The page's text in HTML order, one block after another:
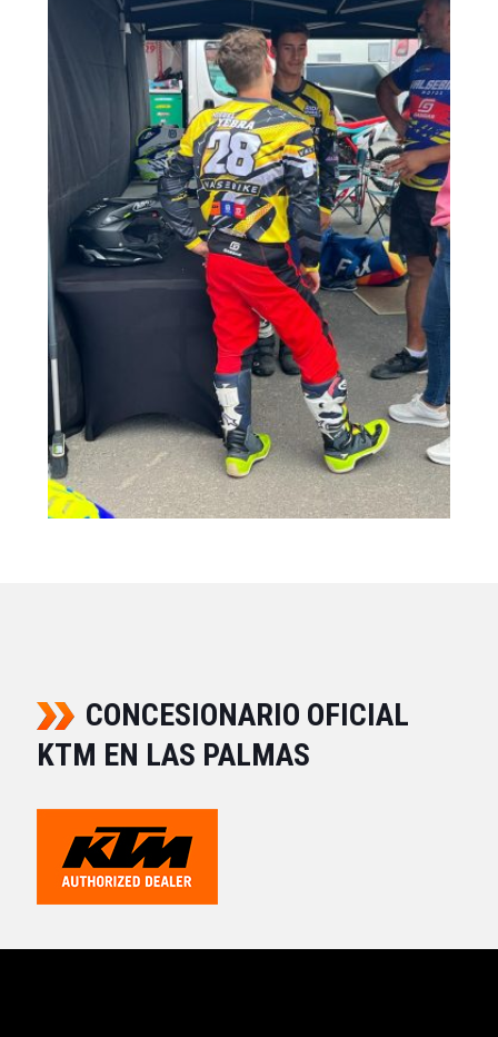
CONCESIONARIO OFICIAL
KTM EN LAS PALMAS